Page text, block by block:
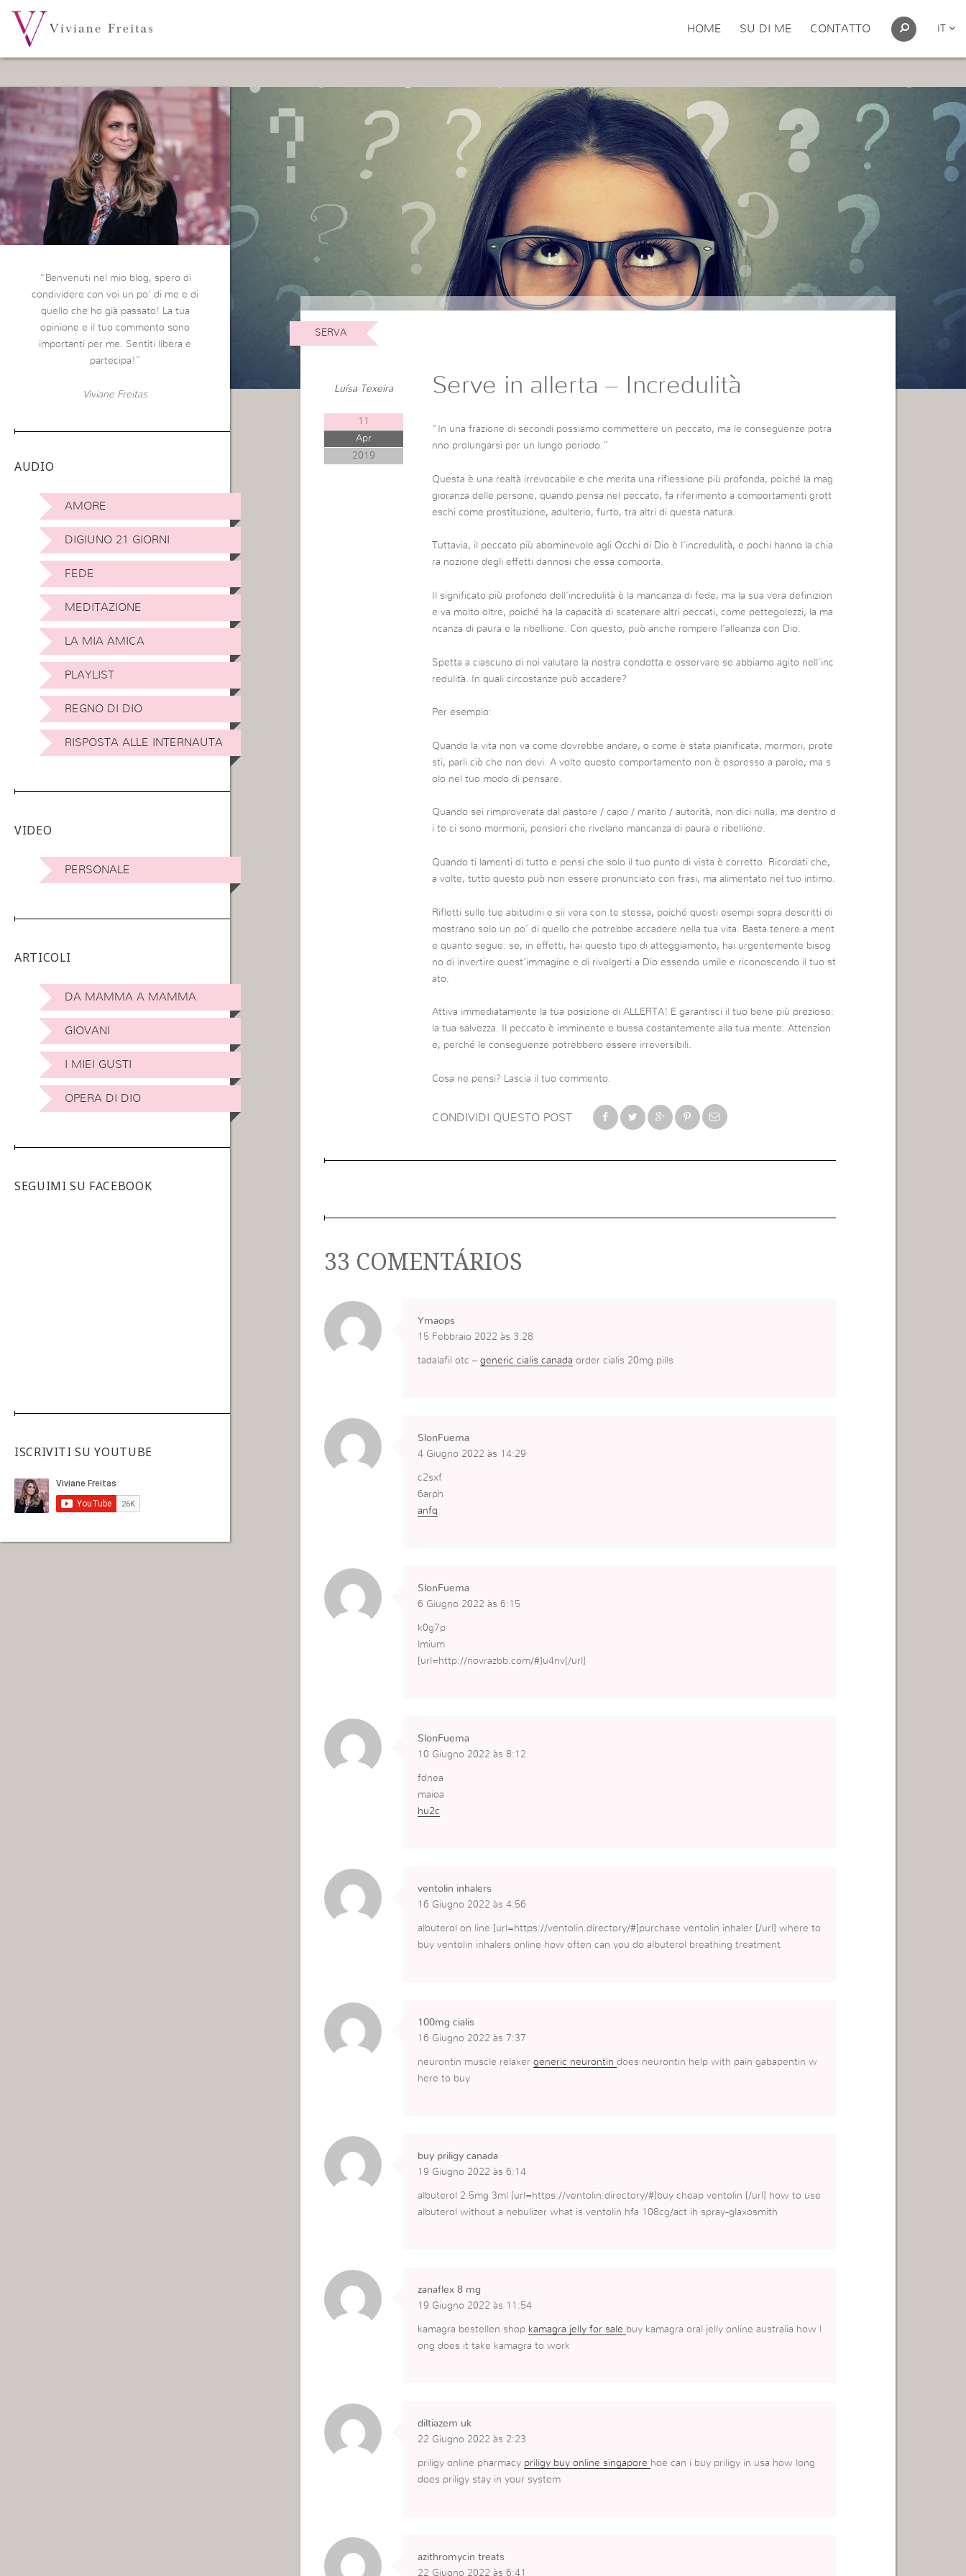
HOME SU DI ME CONTATTO IT
“Benvenuti nel mio blog, spero di
condividere con voi un po’ di me e di
quello che ho già passato! La tua
opinione e il tuo commento sono
importanti per me. Sentiti libera e
partecipa!”
Viviane Freitas
AUDIO
AMORE
DIGIUNO 21 GIORNI
FEDE
MEDITAZIONE
LA MIA AMICA
PLAYLIST
REGNO DI DIO
RISPOSTA ALLE INTERNAUTA
VIDEO
PERSONALE
ARTICOLI
DA MAMMA A MAMMA
GIOVANI
I MIEI GUSTI
OPERA DI DIO
SEGUIMI SU FACEBOOK
ISCRIVITI SU YOUTUBE
SERVA
Luísa Texeira
11
Apr
2019
Serve in allerta – Incredulità
“In una frazione di secondi possiamo commettere un peccato, ma le conseguenze potra
nno prolungarsi per un lungo periodo.”
Questa è una realtà irrevocabile e che merita una riflessione più profonda, poiché la mag
gioranza delle persone, quando pensa nel peccato, fa riferimento a comportamenti grott
eschi come prostituzione, adulterio, furto, tra altri di questa natura.
Tuttavia, il peccato più abominevole agli Occhi di Dio è l’incredulità, e pochi hanno la chia
ra nozione degli effetti dannosi che essa comporta.
Il significato più profondo dell’incredulità è la mancanza di fede, ma la sua vera definizion
e va molto oltre, poiché ha la capacità di scatenare altri peccati, come pettegolezzi, la ma
ncanza di paura e la ribellione. Con questo, può anche rompere l’alleanza con Dio.
Spetta a ciascuno di noi valutare la nostra condotta e osservare se abbiamo agito nell’inc
redulità. In quali circostanze può accadere?
Per esempio:
Quando la vita non va come dovrebbe andare, o come è stata pianificata, mormori, prote
sti, parli ciò che non devi. A volte questo comportamento non è espresso a parole, ma s
olo nel tuo modo di pensare.
Quando sei rimproverata dal pastore / capo / marito / autorità, non dici nulla, ma dentro d
i te ci sono mormorii, pensieri che rivelano mancanza di paura e ribellione.
Quando ti lamenti di tutto e pensi che solo il tuo punto di vista è corretto. Ricordati che,
a volte, tutto questo può non essere pronunciato con frasi, ma alimentato nel tuo intimo.
Rifletti sulle tue abitudini e sii vera con te stessa, poiché questi esempi sopra descritti di
mostrano solo un po’ di quello che potrebbe accadere nella tua vita.
Basta tenere a ment
e quanto segue: se, in effetti, hai questo tipo di atteggiamento, hai urgentemente bisog
no di invertire quest’immagine e di rivolgerti a Dio essendo umile e riconoscendo il tuo st
ato.
Attiva immediatamente la tua posizione di ALLERTA! E garantisci il tuo bene più prezioso:
la tua salvezza.
Il peccato è imminente e bussa costantemente alla tua mente. Attenzion
e, perché le conseguenze potrebbero essere irreversibili.
Cosa ne pensi? Lascia il tuo commento.
CONDIVIDI QUESTO POST
33 COMENTÁRIOS
Ymaops
15 Febbraio 2022 às 3:28
tadalafil otc – generic cialis canada order cialis 20mg pills
SlonFuema
4 Giugno 2022 às 14:29
c2sxf
6arph
anfq
SlonFuema
6 Giugno 2022 às 6:15
k0g7p
lmium
[url=http://novrazbb.com/#]u4nv[/url]
SlonFuema
10 Giugno 2022 às 8:12
fdnea
maioa
hu2c
ventolin inhalers
16 Giugno 2022 às 4:56
albuterol on line [url=https://ventolin.directory/#]purchase ventolin inhaler [/url] where to
buy ventolin inhalers online how often can you do albuterol breathing treatment
100mg cialis
16 Giugno 2022 às 7:37
neurontin muscle relaxer generic neurontin does neurontin help with pain gabapentin w
here to buy
buy priligy canada
19 Giugno 2022 às 6:14
albuterol 2.5mg 3ml [url=https://ventolin.directory/#]buy cheap ventolin [/url] how to use
albuterol without a nebulizer what is ventolin hfa 108cg/act ih spray-glaxosmith
zanaflex 8 mg
19 Giugno 2022 às 11:54
kamagra bestellen shop kamagra jelly for sale buy kamagra oral jelly online australia how l
ong does it take kamagra to work
diltiazem uk
22 Giugno 2022 às 2:23
priligy online pharmacy priligy buy online singapore hoe can i buy priligy in usa how long
does priligy stay in your system
azithromycin treats
22 Giugno 2022 às 6:41